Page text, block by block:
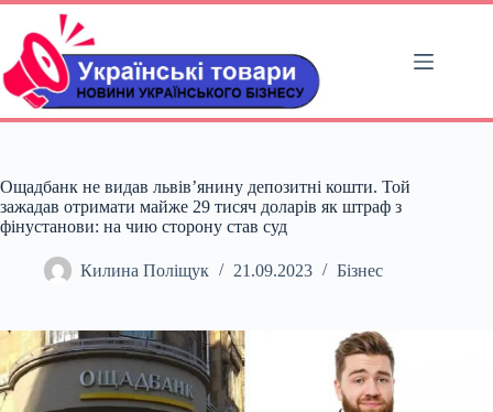
Перейти
вмісту
Ощадбанк не видав львів’янину депозитні кошти. Той
зажадав отримати майже 29 тисяч доларів як штраф з
фінустанови: на чию сторону став суд
Килина Поліщук 21.09.2023 Бізнес